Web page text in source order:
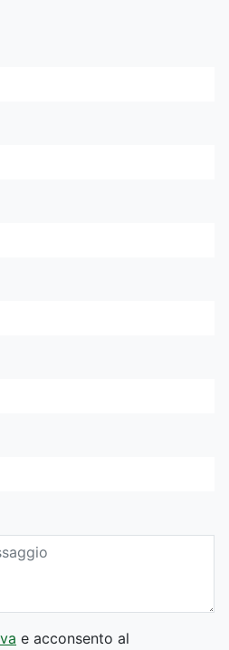
e acconsento al